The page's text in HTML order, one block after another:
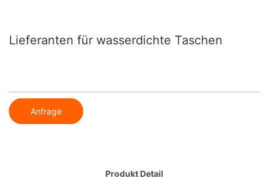
Lieferanten für wasserdichte Taschen
Anfrage
Produkt Detail